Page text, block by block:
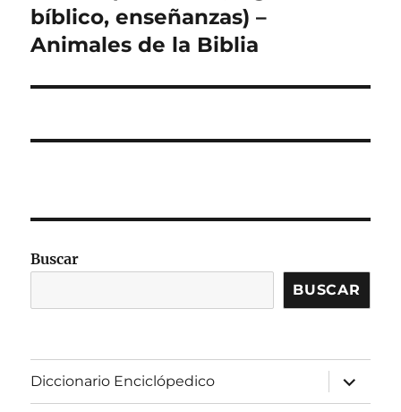
siguiente:
bíblico, enseñanzas) –
Animales de la Biblia
Buscar
BUSCAR
Diccionario Enciclópedico
expandir
el
menú